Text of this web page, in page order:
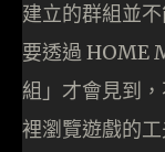
建立的群組並
要透過 HOME
組」才會見到
裡瀏覽遊戲的工